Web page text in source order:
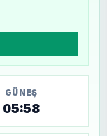
GÜNEŞ
05:58